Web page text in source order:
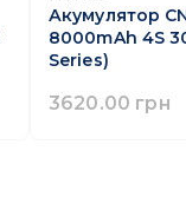
Акумулятор
8000mAh 4S
Series)
3620.00 грн